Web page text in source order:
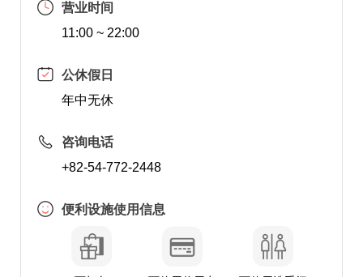
营业时间
11:00 ~ 22:00
公休假日
年中无休
咨询电话
+82-54-772-2448
便利设施使用信息